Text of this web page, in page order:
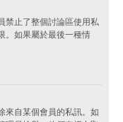
禁止了整個討論區使用私
。如果屬於最後一種情
來自某個會員的私訊。如